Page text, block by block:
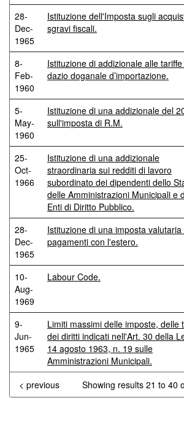
28-
Dec-
1965
Istituzione dell'Imposta sugli
sgravi fiscali.
8-
Feb-
1960
Istituzione di addizionale alle
dazio doganale d’importazione.
5-
May-
1960
Istituzione di una addizionale del
sull'imposta di R.M.
25-
Oct-
1966
Istituzione di una addizionale
straordinaria sui redditi di lavoro
subordinato dei dipendenti dello
delle Amministrazioni Municipali e
Enti di Diritto Pubblico.
28-
Dec-
1965
Istituzione di una imposta valutaria
pagamenti con l'estero.
10-
Aug-
1969
Labour Code.
9-
Jun-
1965
Limiti massimi delle imposte, delle
dei diritti indicati nell'Art. 30 della
14 agosto 1963, n. 19 sulle
Amministrazioni Municipali.
Showing results 21 to 40
< previous